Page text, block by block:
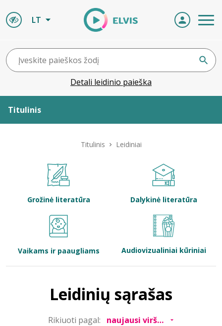
LT
Detali leidinio paieška
Titulinis
Bibliotekoms
Titulinis Leidiniai
Grožinė literatūra Dalykinė literatūra
Vaikams ir paaugliams Audiovizualiniai kūriniai
Leidinių sąrašas
Rikiuoti pagal: